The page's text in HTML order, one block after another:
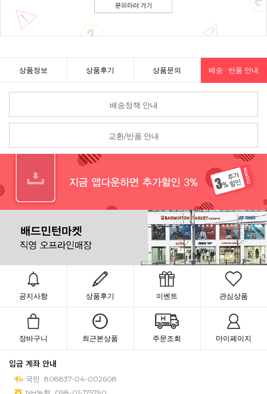
상품정보 상품후기 상품문의 배송 · 반품 안내
배송정책 안내
교환/반품 안내
공지사항 상품후기 이벤트 관심상품
장바구니 최근본상품 주문조회 마이페이지
입금 계좌 안내
국민 808837-04-002608